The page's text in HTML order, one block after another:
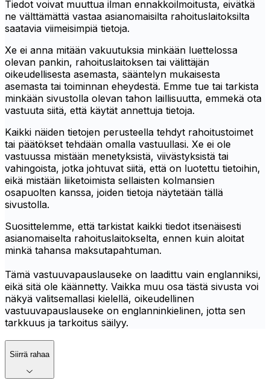
Tiedot voivat muuttua ilman ennakkoilmoitusta, eivätkä
ne välttämättä vastaa asianomaisilta rahoituslaitoksilta
saatavia viimeisimpiä tietoja.
Xe ei anna mitään vakuutuksia minkään luettelossa
olevan pankin, rahoituslaitoksen tai välittäjän
oikeudellisesta asemasta, sääntelyn mukaisesta
asemasta tai toiminnan eheydestä. Emme tue tai tarkista
minkään sivustolla olevan tahon laillisuutta, emmekä ota
vastuuta siitä, että käytät annettuja tietoja.
Kaikki näiden tietojen perusteella tehdyt rahoitustoimet
tai päätökset tehdään omalla vastuullasi. Xe ei ole
vastuussa mistään menetyksistä, viivästyksistä tai
vahingoista, jotka johtuvat siitä, että on luotettu tietoihin,
eikä mistään liiketoimista sellaisten kolmansien
osapuolten kanssa, joiden tietoja näytetään tällä
sivustolla.
Suosittelemme, että tarkistat kaikki tiedot itsenäisesti
asianomaiselta rahoituslaitokselta, ennen kuin aloitat
minkä tahansa maksutapahtuman.
Tämä vastuuvapauslauseke on laadittu vain englanniksi,
eikä sitä ole käännetty. Vaikka muu osa tästä sivusta voi
näkyä valitsemallasi kielellä, oikeudellinen
vastuuvapauslauseke on englanninkielinen, jotta sen
tarkkuus ja tarkoitus säilyy.
Siirrä rahaa